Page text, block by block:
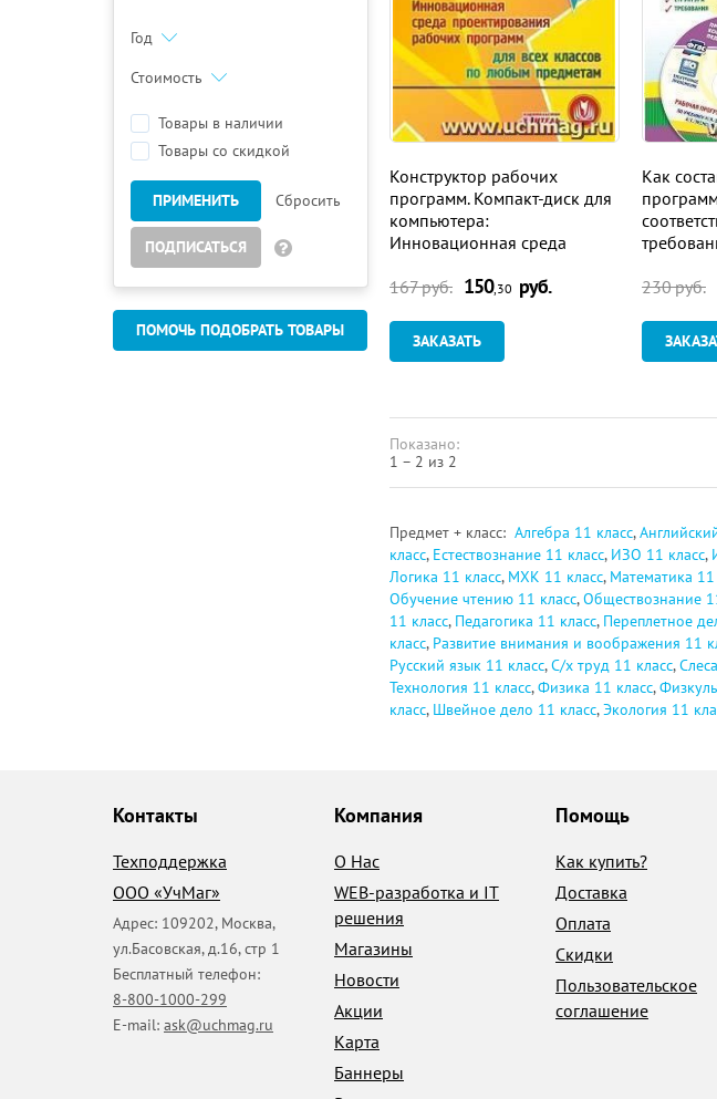
Год
Стоимость
Товары в наличии
Товары со скидкой
ПРИМЕНИТЬ
ПОДПИСАТЬСЯ
Сбросить
ПОМОЧЬ ПОДОБРАТЬ ТОВАРЫ
Конструктор рабочих
программ. Компакт-диск для
компьютера:
Инновационная среда
программ. Для всех классов.
167руб. 150,30 руб.
ЗАКАЗАТЬ
Как
230руб.
Показано:
1 – 2 из 2
Предмет + класс: Алгебра 11 класс,
класс, Естествознание 11 класс, ИЗО 11 класс,
Логика 11 класс, МХК 11 класс, Математика 11
Обучение чтению 11 класс,Обществознание
11 класс, Педагогика 11 класс, Переплетное
класс, Развитие внимания и воображения 11
Русский язык 11 класс,С/х труд 11 класс,
Технология 11 класс,Физика 11 класс,
класс, Швейное дело 11 класс,Экология 11
Контакты
Техподдержка
ООО «УчМаг»
Адрес: 109202, Москва,
ул.Басовская, д.16, стр 1
Бесплатный телефон:
8-800-1000-299
E-mail: ask@uchmag.ru
Компания
О Нас
WEB-разработка и IT
решения
Магазины
Новости
Акции
Карта
Баннеры
Помощь
Как купить?
Доставка
Оплата
Скидки
Пользовательское
соглашение